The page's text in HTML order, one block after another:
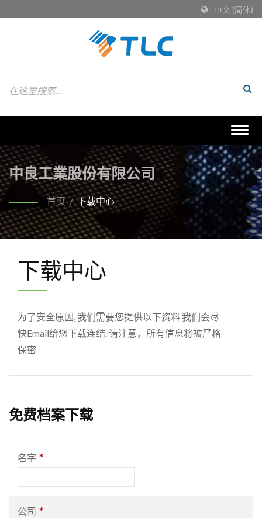
中文 (简体)
中良工業股份有限公司
首页 / 下载中心
下载中心
为了安全原因, 我们需要您提供以下资料 我们会尽
快Email给您下载连结. 请注意，所有信息将被严格
保密
免费档案下载
名字 *
公司 *